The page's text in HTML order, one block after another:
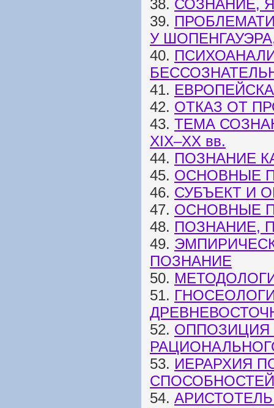
38. СОЗНАНИЕ,
39.
У
40.
41.
42. ОТКАЗ ОТ
43. ТЕМА
XIX–XX вв.
44. ПОЗНАНИЕ
45. ОСНОВНЫЕ
46. СУБЪЕКТ И
47. ОСНОВНЫЕ
48. ПОЗНАНИЕ,
49.
ПОЗНАНИЕ
50.
51.
52. ОППОЗИЦИЯ
53. ИЕРАРХИЯ
54.